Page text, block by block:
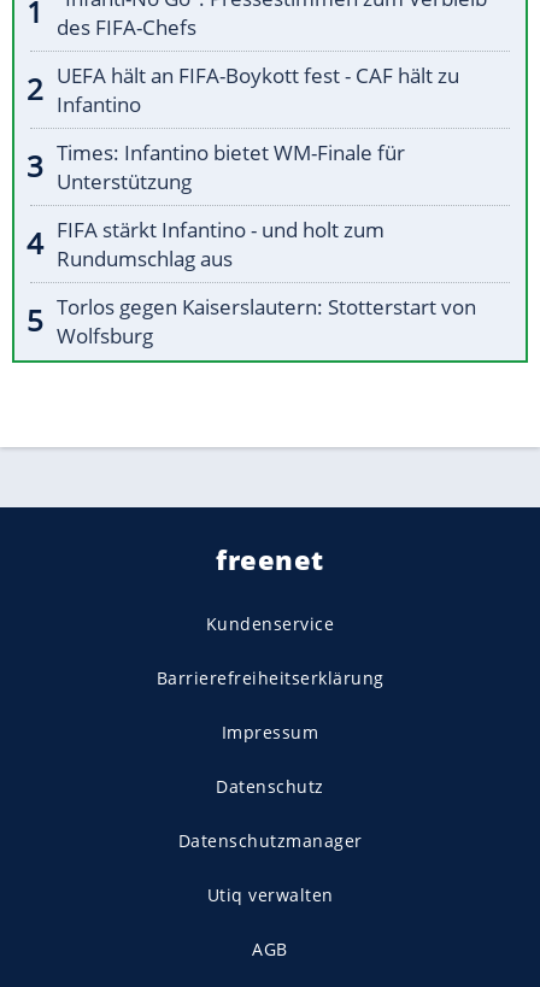
des FIFA-Chefs
UEFA hält an FIFA-Boykott fest - CAF hält zu
Infantino
Times: Infantino bietet WM-Finale für
Unterstützung
FIFA stärkt Infantino - und holt zum
Rundumschlag aus
Torlos gegen Kaiserslautern: Stotterstart von
Wolfsburg
freenet
Kundenservice
Barrierefreiheitserklärung
Impressum
Datenschutz
Datenschutzmanager
Utiq verwalten
AGB